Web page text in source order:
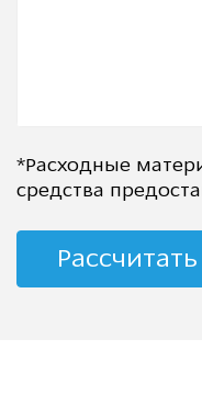
*Расходные
средства
Рассчитать